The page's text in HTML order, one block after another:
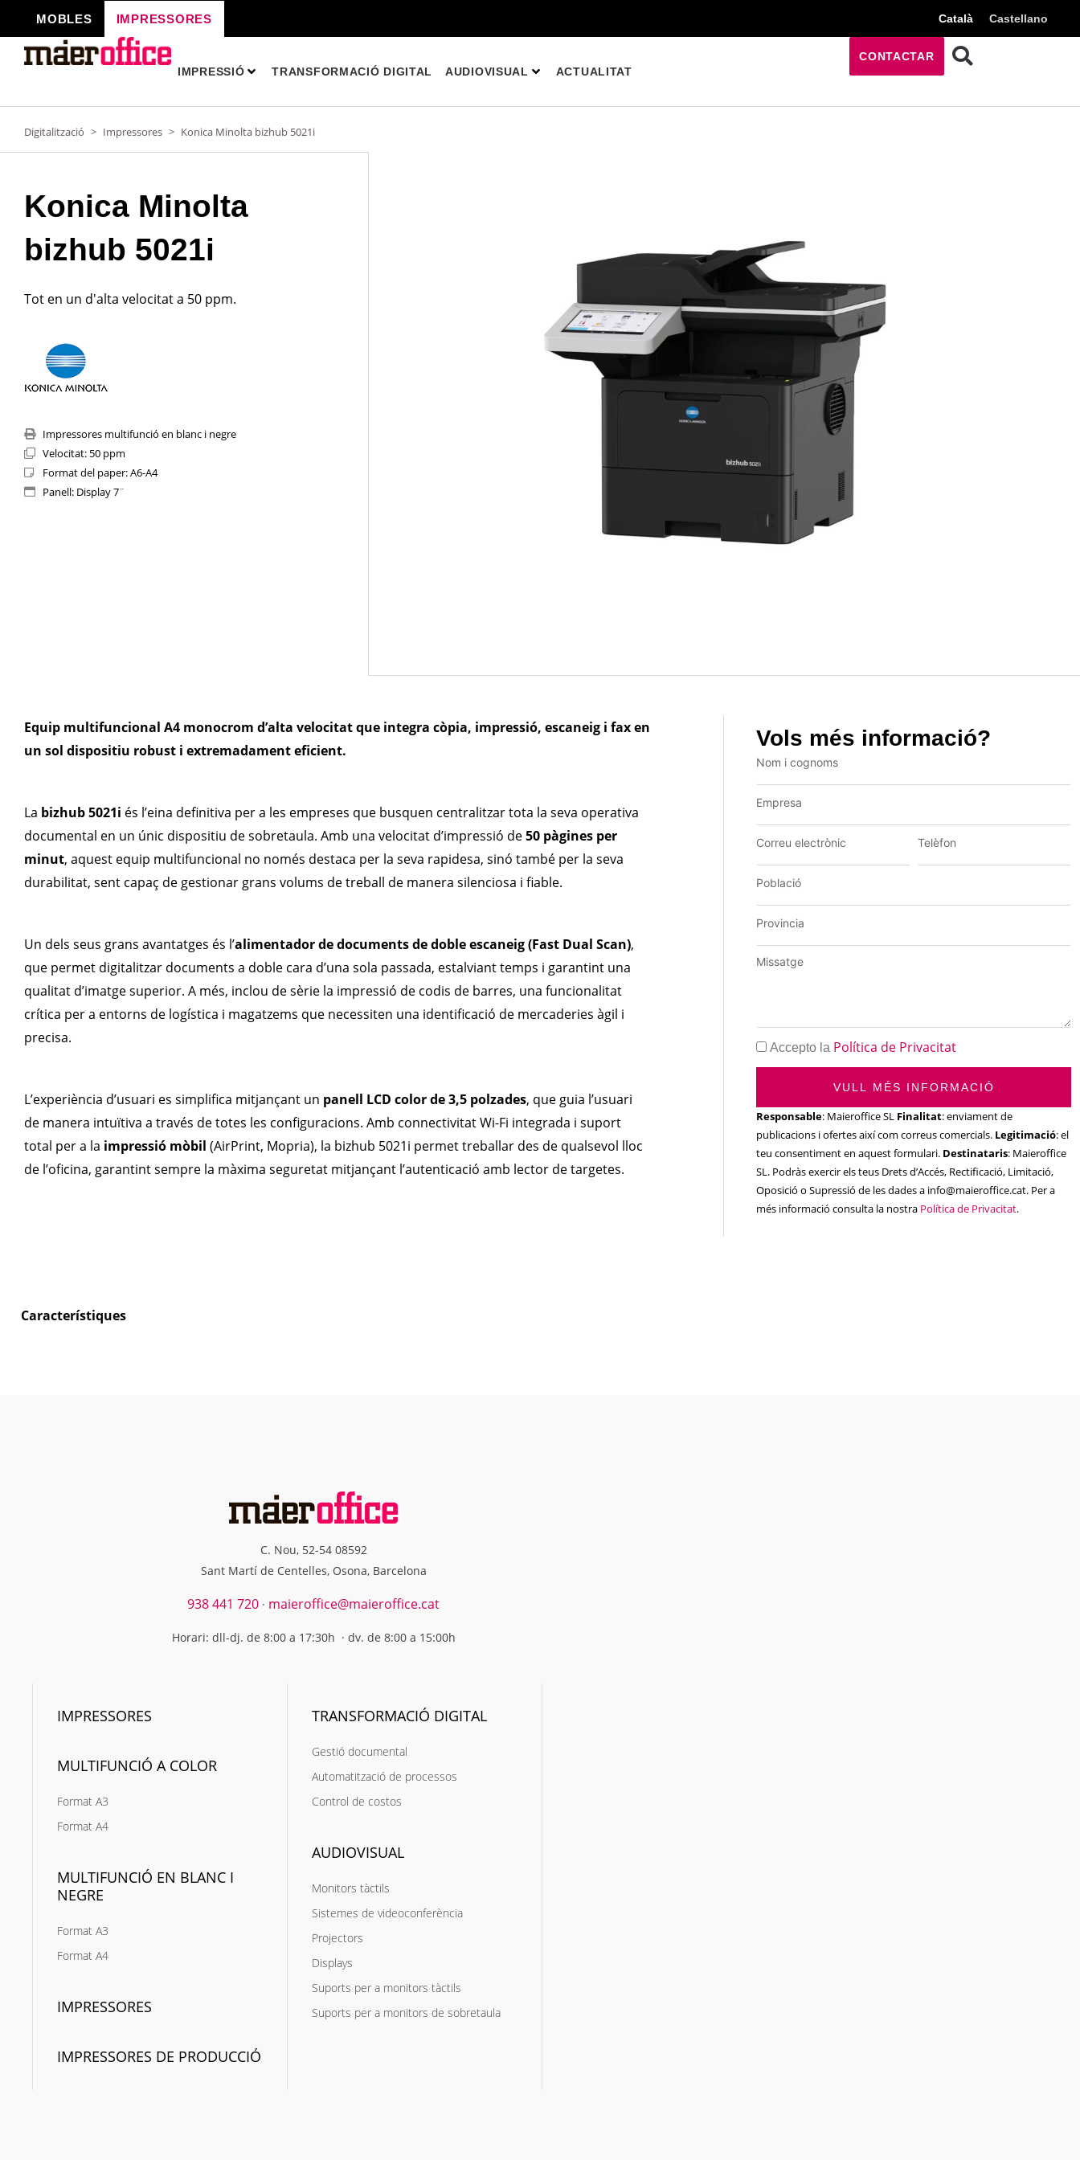
al
contingut
MOBLES IMPRESSORES Català Castellano
IMPRESSIÓ TRANSFORMACIÓ DIGITAL AUDIOVISUAL ACTUALITAT
CONTACTAR
Digitalització > Impressores > Konica Minolta bizhub 5021i
Konica Minolta
bizhub 5021i
Tot en un d'alta velocitat a 50 ppm.
Impressores multifunció en blanc i negre
Velocitat: 50 ppm
Format del paper: A6-A4
Panell: Display 7¨
Equip multifuncional A4 monocrom d’alta velocitat que integra còpia, impressió, escaneig i fax en
un sol dispositiu robust i extremadament eficient.
La bizhub 5021i és l’eina definitiva per a les empreses que busquen centralitzar tota la seva operativa
documental en un únic dispositiu de sobretaula. Amb una velocitat d’impressió de50 pàgines per
minut, aquest equip multifuncional no només destaca per la seva rapidesa, sinó també per la seva
durabilitat, sent capaç de gestionar grans volums de treball de manera silenciosa i fiable.
Un dels seus grans avantatges és l’alimentador de documents de doble escaneig (Fast Dual Scan),
que permet digitalitzar documents a doble cara d’una sola passada, estalviant temps i garantint una
qualitat d’imatge superior. A més, inclou de sèrie la impressió de codis de barres, una funcionalitat
crítica per a entorns de logística i magatzems que necessiten una identificació de mercaderies àgil i
precisa.
L’experiència d’usuari es simplifica mitjançant un panell LCD color de 3,5 polzades, que guia l’usuari
de manera intuïtiva a través de totes les configuracions. Amb connectivitat Wi-Fi integrada i suport
total per a la impressió mòbil (AirPrint, Mopria), la bizhub 5021i permet treballar des de qualsevol lloc
de l’oficina, garantint sempre la màxima seguretat mitjançant l’autenticació amb lector de targetes.
Característiques
Vols més informació?
Accepto la Política de Privacitat
VULL MÉS INFORMACIÓ
Responsable: Maieroffice SL Finalitat: enviament de
publicacions i ofertes així com correus comercials. Legitimació: el
teu consentiment en aquest formulari. Destinataris: Maieroffice
SL. Podràs exercir els teus Drets d’Accés, Rectificació, Limitació,
Oposició o Supressió de les dades a info@maieroffice.cat. Per a
més informació consulta la nostra Política de Privacitat.
C. Nou, 52-54 08592
Sant Martí de Centelles, Osona, Barcelona
938 441 720 · maieroffice@maieroffice.cat
Horari: dll-dj. de 8:00 a 17:30h · dv. de 8:00 a 15:00h
IMPRESSORES
MULTIFUNCIÓ A COLOR
Format A3
Format A4
MULTIFUNCIÓ EN BLANC I
NEGRE
Format A3
Format A4
IMPRESSORES
IMPRESSORES DE PRODUCCIÓ
TRANSFORMACIÓ DIGITAL
Gestió documental
Automatització de processos
Control de costos
AUDIOVISUAL
Monitors tàctils
Sistemes de videoconferència
Projectors
Displays
Suports per a monitors tàctils
Suports per a monitors de sobretaula